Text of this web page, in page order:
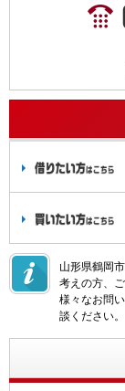
山形県鶴岡
考えの方、
様々なお問
談ください。